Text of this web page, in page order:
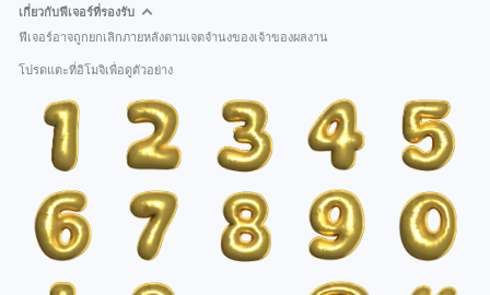
เกี่ยวกับฟีเจอร์ที่รองรับ
ฟีเจอร์อาจถูกยกเลิกภายหลังตามเจตจำนงของเจ้าของผลงาน
โปรดแตะที่อิโมจิเพื่อดูตัวอย่าง